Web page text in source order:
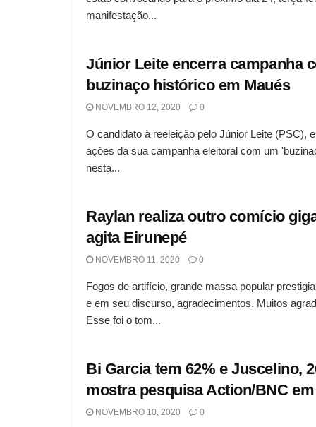
manifestação...
Júnior Leite encerra campanha
buzinaço histórico em Maués
NOVEMBRO 12, 2020 0
O candidato à reeleição pelo Júnior Leite (PSC),
ações da sua campanha eleitoral com um
nesta...
Raylan realiza outro comício
agita Eirunepé
NOVEMBRO 11, 2020 0
Fogos de artifício, grande massa popular
e em seu discurso, agradecimentos. Muitos
Esse foi o tom...
Bi Garcia tem 62% e Juscelino,
mostra pesquisa Action/BNC
NOVEMBRO 10, 2020 0